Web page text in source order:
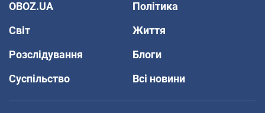
OBOZ.UA
Політика
Світ
Життя
Розслідування
Блоги
Суспільство
Всі новини